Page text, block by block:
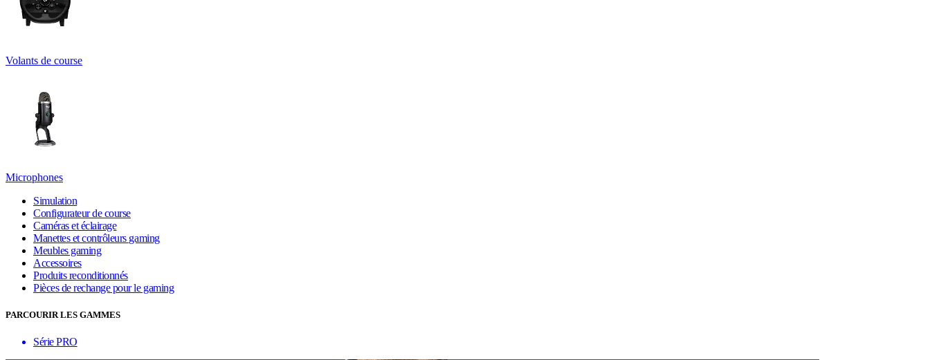
Volants de course
Microphones
Simulation
Configurateur de course
Caméras et éclairage
Manettes et contrôleurs gaming
Meubles gaming
Accessoires
Produits reconditionnés
Pièces de rechange pour le gaming
PARCOURIR LES GAMMES
Série PRO